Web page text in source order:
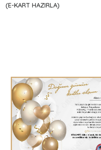
(E-KART HAZIRLA)